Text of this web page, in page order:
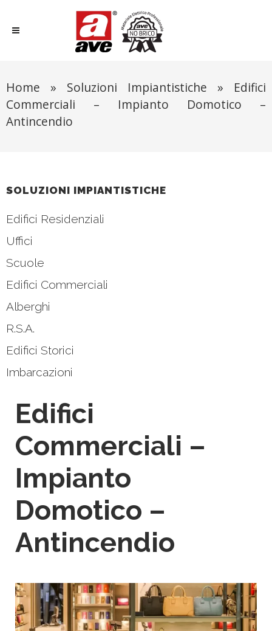
Home » Soluzioni Impiantistiche » Edifici
Commerciali – Impianto Domotico –
Antincendio
SOLUZIONI IMPIANTISTICHE
Edifici Residenziali
Uffici
Scuole
Edifici Commerciali
Alberghi
R.S.A.
Edifici Storici
Imbarcazioni
Edifici
Commerciali –
Impianto
Domotico –
Antincendio